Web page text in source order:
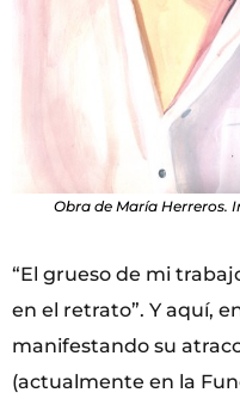
Obra de María Herreros.
“El grueso de mi
en el retrato”. Y aquí,
manifestando su
(actualmente en la